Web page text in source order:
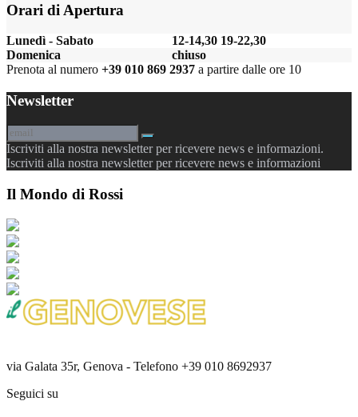
Orari di Apertura
Lunedì - Sabato
12-14,30 19-22,30
Domenica
chiuso
Prenota al numero +39 010 869 2937 a partire dalle ore 10
Newsletter
Iscriviti alla nostra newsletter per ricevere news e informazioni.
Iscriviti alla nostra newsletter per ricevere news e informazioni
Il Mondo di Rossi
via Galata 35r, Genova - Telefono +39 010 8692937
Seguici su